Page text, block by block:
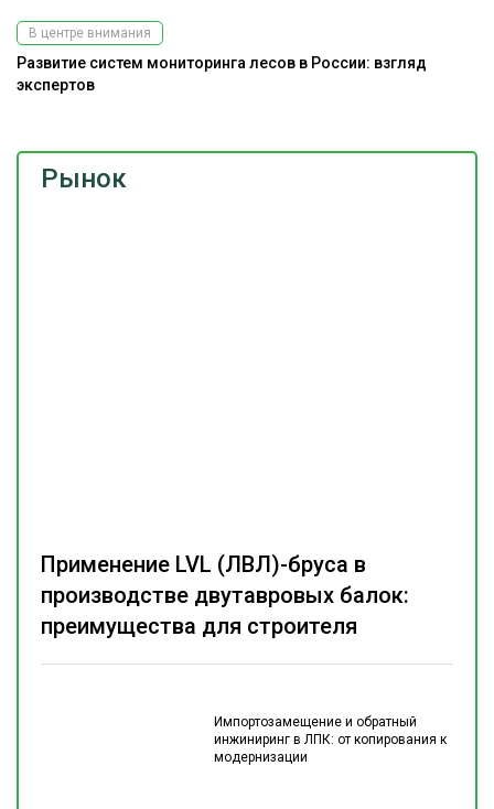
Рынок
Импортозамещение и обратный
инжиниринг в ЛПК: от копирования к
модернизации
Применение LVL (ЛВЛ)-бруса в
производстве двутавровых балок:
преимущества для строителя
В центре внимания
Развитие систем мониторинга лесов в России: взгляд
экспертов